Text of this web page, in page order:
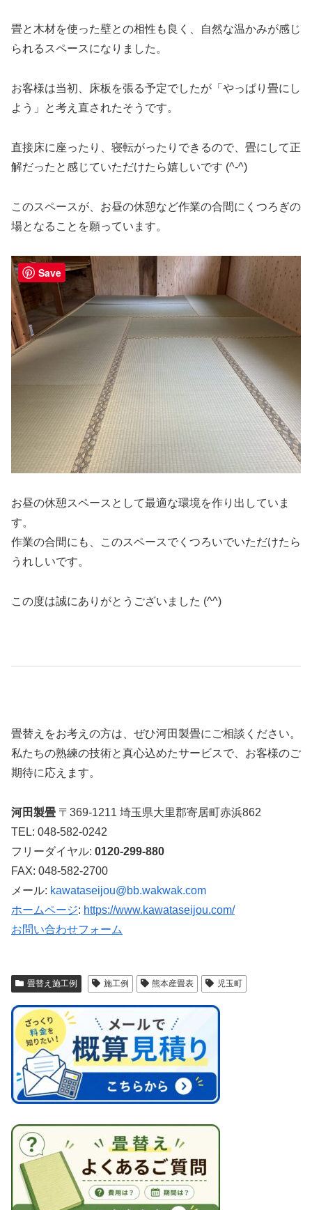
畳と木材を使った壁との相性も良く、自然な温かみが感じ
られるスペースになりました。
お客様は当初、床板を張る予定でしたが「やっぱり畳にし
よう」と考え直されたそうです。
直接床に座ったり、寝転がったりできるので、畳にして正
解だったと感じていただけたら嬉しいです (^-^)
このスペースが、お昼の休憩など作業の合間にくつろぎの
場となることを願っています。
お昼の休憩スペースとして最適な環境を作り出していま
す。
作業の合間にも、このスペースでくつろいでいただけたら
うれしいです。
この度は誠にありがとうございました (^^)
畳替えをお考えの方は、ぜひ河田製畳にご相談ください。
私たちの熟練の技術と真心込めたサービスで、お客様のご
期待に応えます。
河田製畳 〒369-1211 埼玉県大里郡寄居町赤浜862
TEL: 048-582-0242
フリーダイヤル: 0120-299-880
FAX: 048-582-2700
メール: kawataseijou@bb.wakwak.com
ホームページ: https://www.kawataseijou.com/
お問い合わせフォーム
畳替え施工例 施工例 熊本産畳表 児玉町
Save